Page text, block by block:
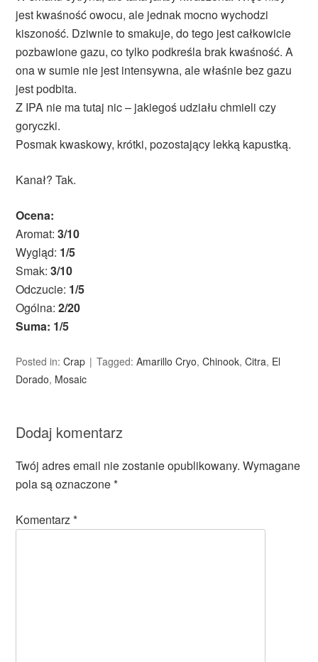
jest kwaśność owocu, ale jednak mocno wychodzi
kiszoność. Dziwnie to smakuje, do tego jest całkowicie
pozbawione gazu, co tylko podkreśla brak kwaśność. A
ona w sumie nie jest intensywna, ale właśnie bez gazu
jest podbita.
Z IPA nie ma tutaj nic – jakiegoś udziału chmieli czy
goryczki.
Posmak kwaskowy, krótki, pozostający lekką kapustką.
Kanał? Tak.
Ocena:
Aromat:3/10
Wygląd: 1/5
Smak:3/10
Odczucie: 1/5
Ogólna:2/20
Suma: 1/5
Posted in:Crap Tagged:Amarillo Cryo,Chinook,Citra, El
Dorado, Mosaic
Dodaj komentarz
Twój adres email nie zostanie opublikowany. Wymagane
pola są oznaczone*
Komentarz*